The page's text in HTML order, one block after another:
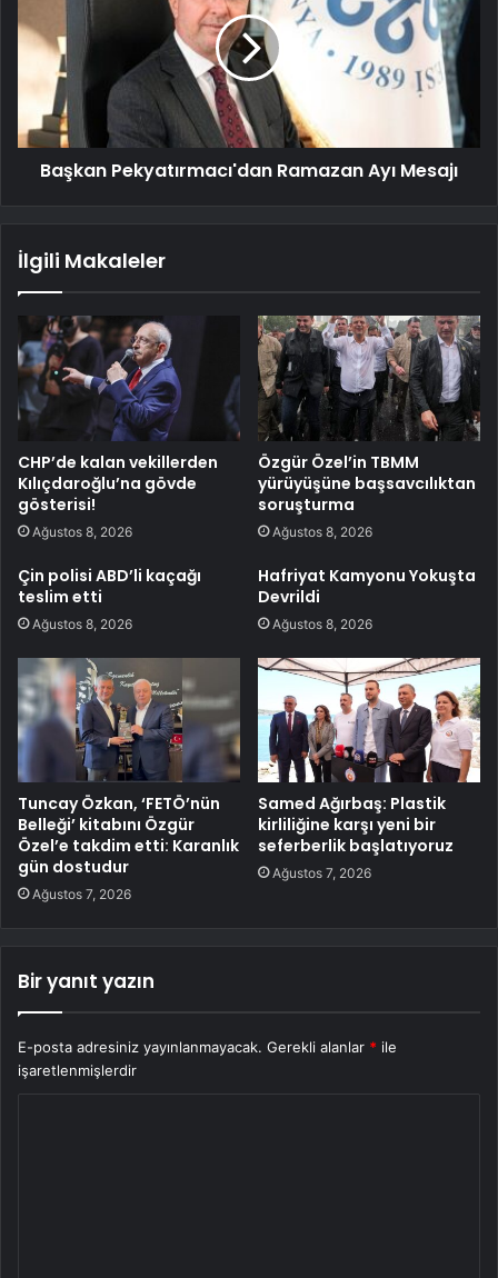
Başkan Pekyatırmacı'dan Ramazan Ayı Mesajı
İlgili Makaleler
CHP’de kalan vekillerden
Kılıçdaroğlu’na gövde
gösterisi!
Ağustos 8, 2026
Özgür Özel’in TBMM
yürüyüşüne başsavcılıktan
soruşturma
Ağustos 8, 2026
Çin polisi ABD’li kaçağı
teslim etti
Ağustos 8, 2026
Hafriyat Kamyonu Yokuşta
Devrildi
Ağustos 8, 2026
Tuncay Özkan, ‘FETÖ’nün
Belleği’ kitabını Özgür
Özel’e takdim etti: Karanlık
gün dostudur
Ağustos 7, 2026
Samed Ağırbaş: Plastik
kirliliğine karşı yeni bir
seferberlik başlatıyoruz
Ağustos 7, 2026
Bir yanıt yazın
E-posta adresiniz yayınlanmayacak. Gerekli alanlar * ile
işaretlenmişlerdir